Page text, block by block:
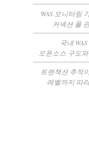
WAS 모니터링
커넥션 풀
국내
오픈소스 구도
트랜잭션 추적
레벨까지 따